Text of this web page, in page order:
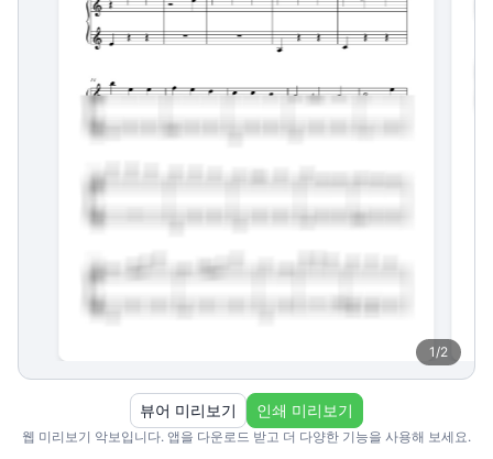
1/2
웹 미리보기 악보입니다. 앱을 다운로드 받고 더 다양한 기능을 사용해 보세요.
뷰어 미리보기 인쇄 미리보기